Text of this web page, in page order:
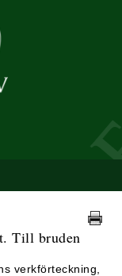
Till bruden
verkförteckning,